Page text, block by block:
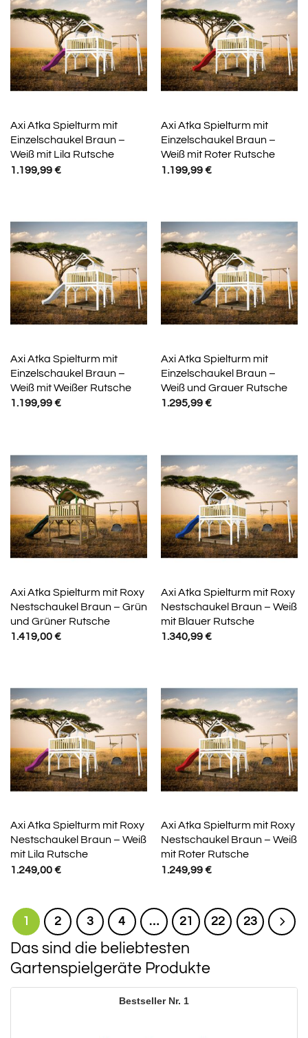
Axi Atka Spielturm mit
Einzelschaukel Braun –
Weiß mit Lila Rutsche
1.199,99€
Axi Atka Spielturm mit
Einzelschaukel Braun –
Weiß mit Roter Rutsche
1.199,99€
Axi Atka Spielturm mit
Einzelschaukel Braun –
Weiß mit Weißer Rutsche
1.199,99€
Axi Atka Spielturm mit
Einzelschaukel Braun –
Weiß und Grauer Rutsche
1.295,99€
Axi Atka Spielturm mit Roxy
Nestschaukel Braun – Grün
und Grüner Rutsche
1.419,00€
Axi Atka Spielturm mit Roxy
Nestschaukel Braun – Weiß
mit Blauer Rutsche
1.340,99€
Axi Atka Spielturm mit Roxy
Nestschaukel Braun – Weiß
mit Lila Rutsche
1.249,00€
Axi Atka Spielturm mit Roxy
Nestschaukel Braun – Weiß
mit Roter Rutsche
1.249,99€
1 2 3 4 … 21 22 23
Das sind die beliebtesten
Gartenspielgeräte Produkte
1